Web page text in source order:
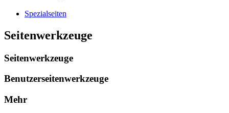
Spezialseiten
Seitenwerkzeuge
Seitenwerkzeuge
Benutzerseitenwerkzeuge
Mehr